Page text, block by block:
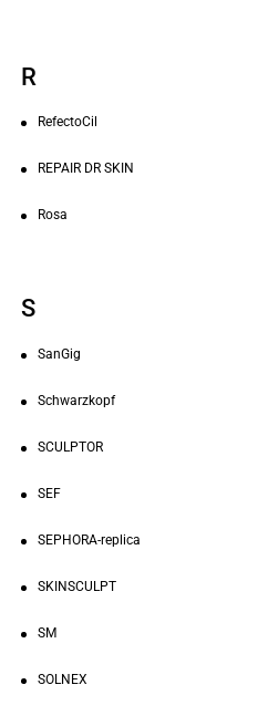
R
RefectoCil
REPAIR DR SKIN
Rosa
S
SanGig
Schwarzkopf
SCULPTOR
SEF
SEPHORA-replica
SKINSCULPT
SM
SOLNEX